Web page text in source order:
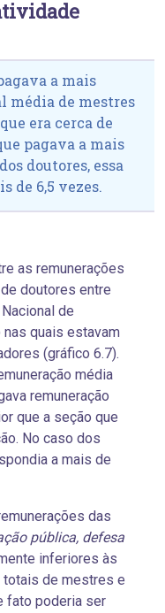
a mais
média de mestres
era cerca de
pagava a mais
doutores, essa
de 6,5 vezes.
as remunerações
doutores entre
de
nas quais estavam
(gráfico 6.7).
média
remuneração
que a seção que
No caso dos
a mais de
das
pública, defesa
inferiores às
de mestres e
fato poderia ser